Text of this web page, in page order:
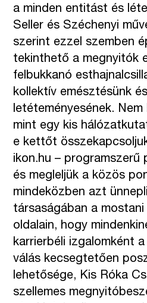
a minden entitást és
Seller és Széchenyi
szerint ezzel szemben
tekinthető a megnyitók
felbukkanó
kollektív emésztésünk
letéteményesének.
mint egy kis
e kettőt
ikon.hu – programszerű
és megleljük a közös
mindeközben azt
társaságában a mostani
oldalain, hogy
karrierbéli izgalomként
válás kecsegtetően
lehetősége, Kis Róka
szellemes